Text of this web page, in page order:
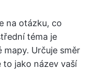
na otázku, co
téma je
mapy. Určuje směr
to jako název vaší